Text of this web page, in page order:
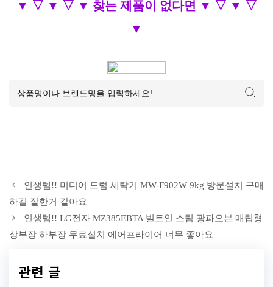
▼ ▽ ▼ ▽ ▼ 찾는 제품이 없다면 ▼ ▽ ▼ ▽
▼
인생템!! 미디어 드럼 세탁기 MW-F902W 9kg 방문설치 구매
하길 잘한거 같아요
인생템!! LG전자 MZ385EBTA 빌트인 스팀 광파오븐 매립형
상부장 하부장 무료설치 에어프라이어 너무 좋아요
관련 글